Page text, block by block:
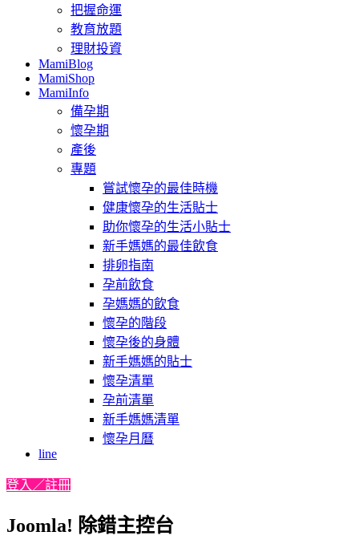
把握命運
教育放題
理財投資
MamiBlog
MamiShop
MamiInfo
備孕期
懷孕期
產後
專題
嘗試懷孕的最佳時機
健康懷孕的生活貼士
助你懷孕的生活小貼士
新手媽媽的最佳飲食
排卵指南
孕前飲食
孕媽媽的飲食
懷孕的階段
懷孕後的身體
新手媽媽的貼士
懷孕清單
孕前清單
新手媽媽清單
懷孕月曆
line
登入／註冊
Joomla! 除錯主控台